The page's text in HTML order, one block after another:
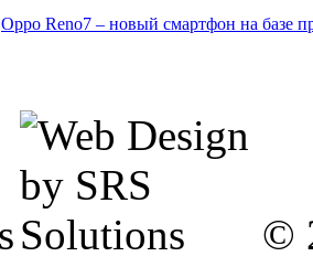
Oppo Reno7 – новый смартфон на базе
©